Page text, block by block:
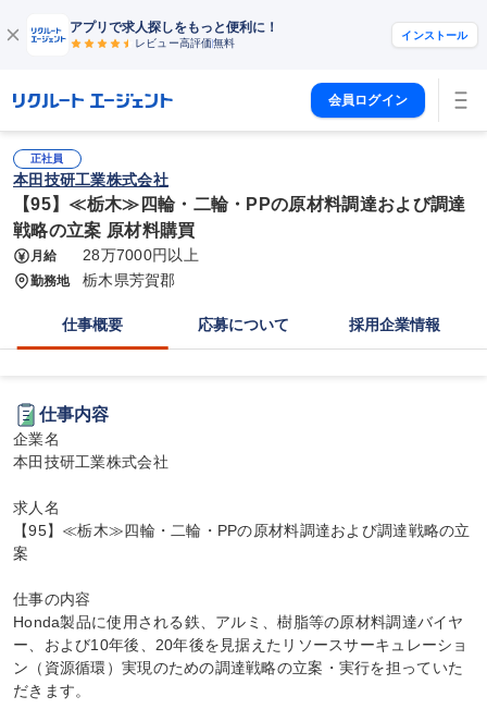
アプリで求人探しをもっと便利に！
レビュー高評価無料
インストール
会員ログイン
正社員
本田技研工業株式会社
【95】≪栃木≫四輪・二輪・PPの原材料調達および調達
戦略の立案 原材料購買
月給 28万7000円以上
勤務地 栃木県芳賀郡
仕事概要 応募について 採用企業情報
仕事内容
企業名
本田技研工業株式会社
求人名
【95】≪栃木≫四輪・二輪・PPの原材料調達および調達戦略の立
案
仕事の内容
Honda製品に使用される鉄、アルミ、樹脂等の原材料調達バイヤ
ー、および10年後、20年後を見据えたリソースサーキュレーショ
ン（資源循環）実現のための調達戦略の立案・実行を担っていた
だきます。